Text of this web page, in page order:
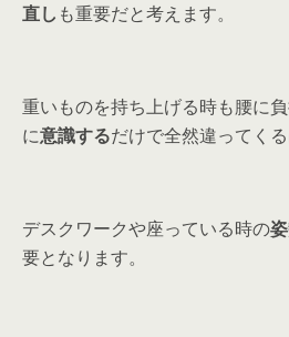
直し も重要だと考えます。
重いものを持ち上げる時も腰に
に意識するだけで全然違ってくる
デスクワークや座っている時の
要となります。